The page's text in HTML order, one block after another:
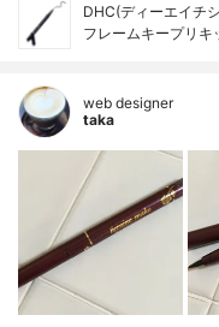
DHC(ディーエイチ
フレームキープリキ
web designer
taka